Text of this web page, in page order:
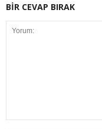
BİR CEVAP BIRAK